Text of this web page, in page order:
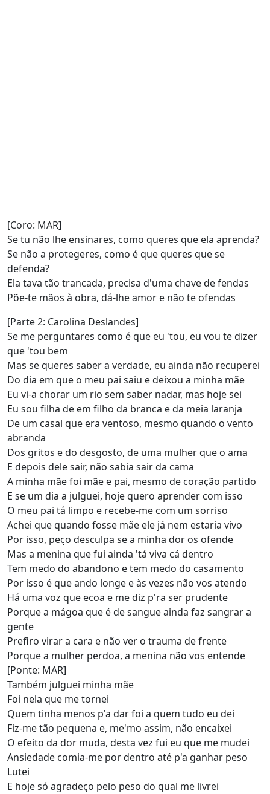
[Coro: MAR]
Se tu não lhe ensinares, como queres que ela aprenda?
Se não a protegeres, como é que queres que se
defenda?
Ela tava tão trancada, precisa d'uma chave de fendas
Põe-te mãos à obra, dá-lhe amor e não te ofendas
[Parte 2: Carolina Deslandes]
Se me perguntares como é que eu 'tou, eu vou te dizer
que 'tou bem
Mas se queres saber a verdade, eu ainda não recuperei
Do dia em que o meu pai saiu e deixou a minha mãe
Eu vi-a chorar um rio sem saber nadar, mas hoje sei
Eu sou filha de em filho da branca e da meia laranja
De um casal que era ventoso, mesmo quando o vento
abranda
Dos gritos e do desgosto, de uma mulher que o ama
E depois dele sair, não sabia sair da cama
A minha mãe foi mãe e pai, mesmo de coração partido
E se um dia a julguei, hoje quero aprender com isso
O meu pai tá limpo e recebe-me com um sorriso
Achei que quando fosse mãe ele já nem estaria vivo
Por isso, peço desculpa se a minha dor os ofende
Mas a menina que fui ainda 'tá viva cá dentro
Tem medo do abandono e tem medo do casamento
Por isso é que ando longe e às vezes não vos atendo
Há uma voz que ecoa e me diz p'ra ser prudente
Porque a mágoa que é de sangue ainda faz sangrar a
gente
Prefiro virar a cara e não ver o trauma de frente
Porque a mulher perdoa, a menina não vos entende
[Ponte: MAR]
Também julguei minha mãe
Foi nela que me tornei
Quem tinha menos p'a dar foi a quem tudo eu dei
Fiz-me tão pequena e, me'mo assim, não encaixei
O efeito da dor muda, desta vez fui eu que me mudei
Ansiedade comia-me por dentro até p'a ganhar peso
Lutei
E hoje só agradeço pelo peso do qual me livrei